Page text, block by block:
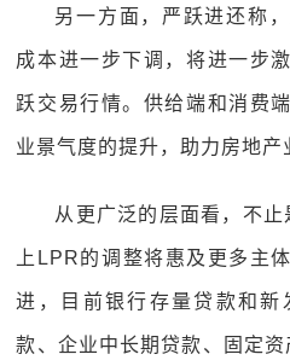
另一方面，严跃进还称
成本进一步下调，将进一步
跃交易行情。供给端和消费
业景气度的提升，助力房地产
从更广泛的层面看，不
上LPR的调整将惠及更多主
进，目前银行存量贷款和新
款、企业中长期贷款、固定